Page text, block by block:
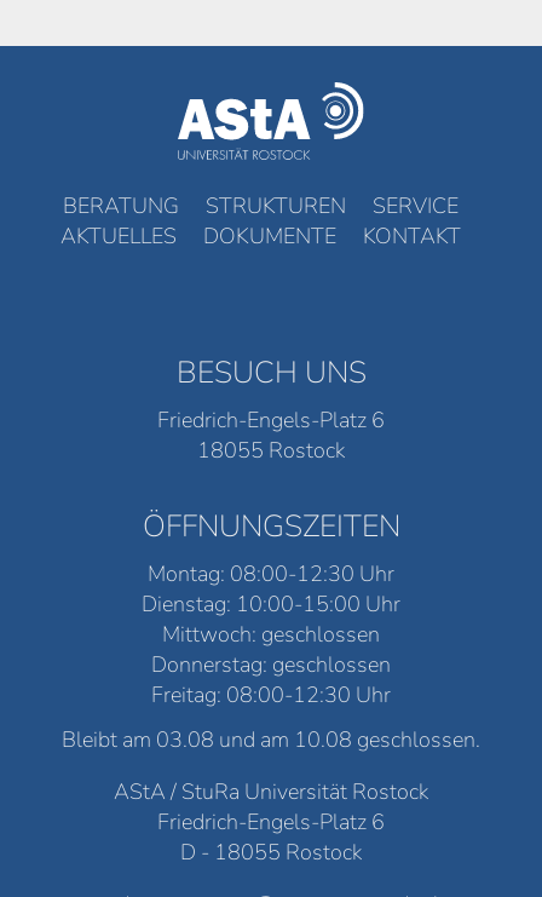
BERATUNG STRUKTUREN
SERVICE
AKTUELLES
DOKUMENTE KONTAKT
BESUCH UNS
Friedrich-Engels-Platz 6
18055 Rostock
ÖFFNUNGSZEITEN
Montag: 08:00-12:30 Uhr
Dienstag: 10:00-15:00 Uhr
Mittwoch: geschlossen
Donnerstag: geschlossen
Freitag: 08:00-12:30 Uhr
Bleibt am 03.08 und am 10.08 geschlossen.
AStA / StuRa Universität Rostock
Friedrich-Engels-Platz 6
D - 18055 Rostock